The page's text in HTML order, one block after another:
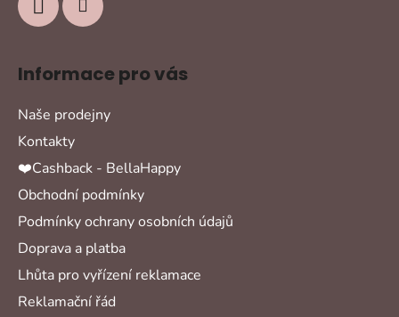
Informace pro vás
Naše prodejny
Kontakty
❤️Cashback - BellaHappy
Obchodní podmínky
Podmínky ochrany osobních údajů
Doprava a platba
Lhůta pro vyřízení reklamace
Reklamační řád